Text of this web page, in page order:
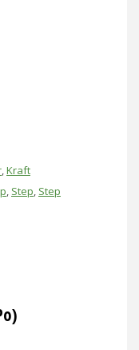
,Kraft
, Step, Step